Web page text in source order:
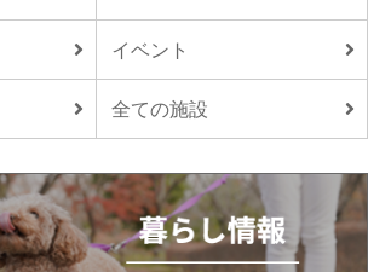
イベント
全ての施設